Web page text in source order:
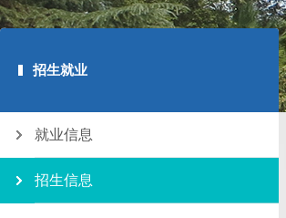
招生就业
就业信息
招生信息